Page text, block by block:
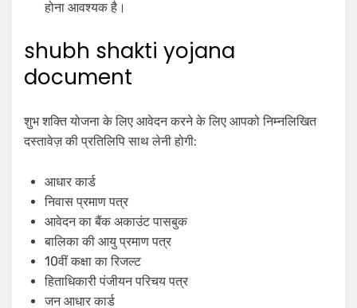
होना आवश्यक है।
shubh shakti yojana
document
शुभ शक्ति योजना के लिए आवेदन करने के लिए आपको निम्नलिखित
दस्तावेज़ की प्रतिलिपि साथ लेनी होगी:
आधार कार्ड
निवास प्रमाण पत्र
आवेदन का बैंक अकाउंट पासबुक
बालिका की आयु प्रमाण पत्र
10वीं कक्षा का रिजल्ट
हिताधिकारी पंजीयन परिचय पत्र
जन आधार कार्ड